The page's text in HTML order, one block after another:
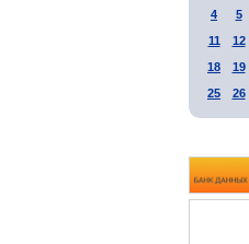
4
5
11
12
18
19
25
26